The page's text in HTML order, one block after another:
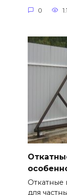
0
для